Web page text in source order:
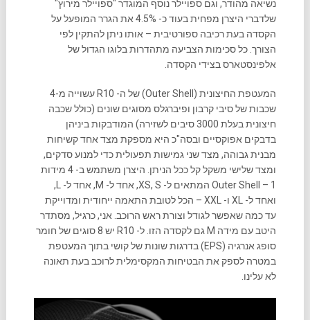
נשיאה מהודר, וגם ספויילר נוסף המוגדר "ספויילר מירוץ"
שלדברי היצרן מפחית בעוד כ- 4.5% את הגרר המופעל על
הקסדה בעת רכיבה ספורטיבית – אותו ניתן להתקין לפי
הצורך. כל סכימות הצביעה מתהדרות בלוגו הגדול של
אלפינסטארס בצידי הקסדה.
המעטפת החיצונית (Outer Shell) של ה- R10 עשוייה מ-4
שכבות של סיבי קרבון ופיברגלס מסוגים שונים (כולל שכבה
חיצונית בעלת 3000 סיבים לשזירה) המודבקות ביניהן
בדבקים אפוקסיים ובסה"כ היא מספקת מצד אחד קשיחות
מבנית גבוהה, מצד שני גמישות תפעולית כדי למנוע סדקים,
ומצד שלישי משקל קל ככל הניתן. היצרן משתמש ב- 4 מידות
Outer Shell – 1 המתאים ל- XS, S, אחד ל- M, אחד ל- L,
ואחד ל- XL ו- XXL – הכל לטובת התאמה ייחודית ומדוייקת
עד כמה שאפשר לגודל וצורת ראש הרוכב. אני, כרגיל, מסתדר
היטב עם מידה M גם לקסדה הזו. ל- R10 יש 8 סוגים של חומר
סופג אנרגיה (EPS) בדרגות שונות של קושי בתוך המעטפת
במטרה לספק את הבטיחות המקסימלית לרוכב בעת תאונה
לא עלינו.